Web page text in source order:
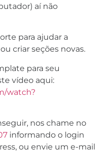
aí não
para ajudar a
criar seções novas.
para seu
vídeo aqui:
watch?
nos chame no
informando o login
ou envie um e-mail